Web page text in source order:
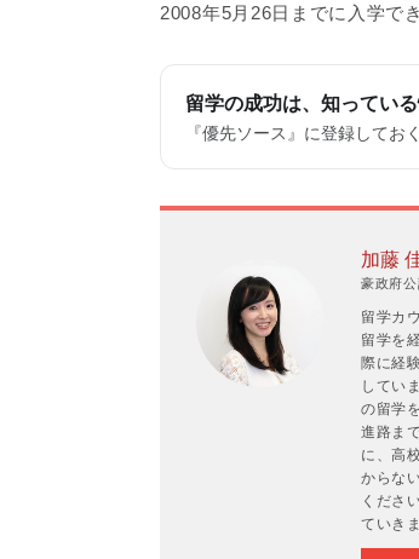
2008年5月26日までに入学で
留学の成功は、知っている
『優先ソース』に登録してお
加藤
豪政府
留学カ
留学を
際に経
してい
の留学
進路ま
に、高
からな
くださ
ていき